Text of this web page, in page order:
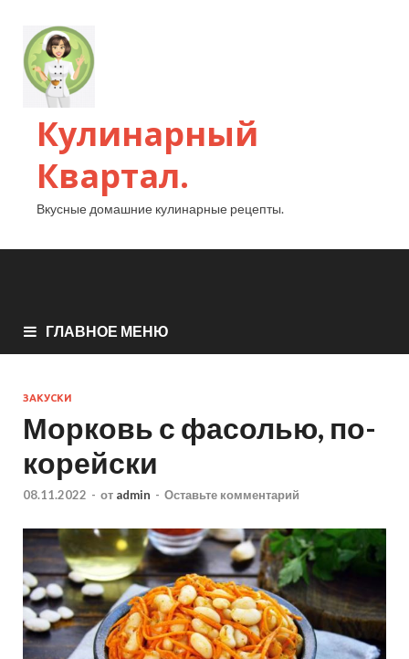
Кулинарный
Квартал.
Вкусные домашние кулинарные рецепты.
ГЛАВНОЕ МЕНЮ
ЗАКУСКИ
Морковь с фасолью, по-
корейски
08.11.2022 - от admin - Оставьте комментарий